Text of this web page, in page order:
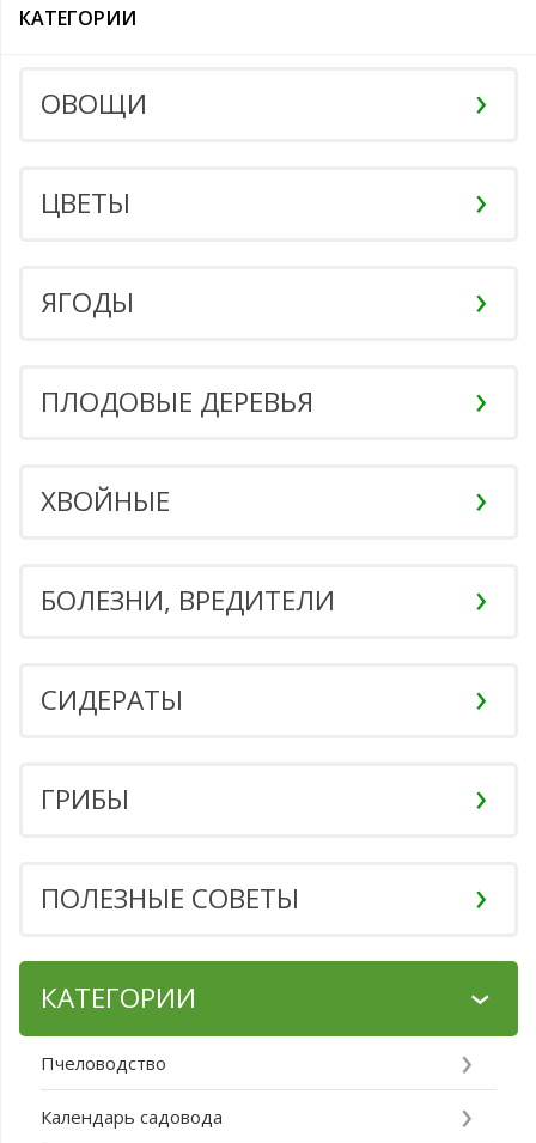
КАТЕГОРИИ
ОВОЩИ
ЦВЕТЫ
ЯГОДЫ
ПЛОДОВЫЕ ДЕРЕВЬЯ
ХВОЙНЫЕ
БОЛЕЗНИ, ВРЕДИТЕЛИ
СИДЕРАТЫ
ГРИБЫ
ПОЛЕЗНЫЕ СОВЕТЫ
КАТЕГОРИИ
Пчеловодство
Календарь садовода